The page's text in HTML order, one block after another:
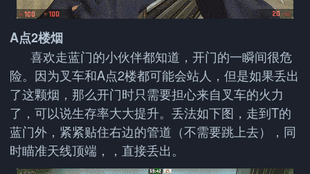
A点2楼烟
喜欢走蓝门的小伙伴都知道，开门的一瞬间很危
险。因为叉车和A点2楼都可能会站人，但是如果丢出
了这颗烟，那么开门时只需要担心来自叉车的火力
了，可以说生存率大大提升。丢法如下图，走到T的
蓝门外，紧紧贴住右边的管道（不需要跳上去），同
时瞄准天线顶端，，直接丢出。